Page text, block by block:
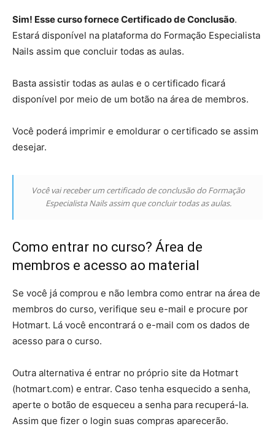
Sim! Esse curso fornece Certificado de Conclusão.
Estará disponível na plataforma do Formação Especialista
Nails assim que concluir todas as aulas.
Basta assistir todas as aulas e o certificado ficará
disponível por meio de um botão na área de membros.
Você poderá imprimir e emoldurar o certificado se assim
desejar.
Você vai receber um certificado de conclusão do Formação
Especialista Nails assim que concluir todas as aulas.
Como entrar no curso? Área de
membros e acesso ao material
Se você já comprou e não lembra como entrar na área de
membros do curso, verifique seu e-mail e procure por
Hotmart. Lá você encontrará o e-mail com os dados de
acesso para o curso.
Outra alternativa é entrar no próprio site da Hotmart
(hotmart.com) e entrar. Caso tenha esquecido a senha,
aperte o botão de esqueceu a senha para recuperá-la.
Assim que fizer o login suas compras aparecerão.